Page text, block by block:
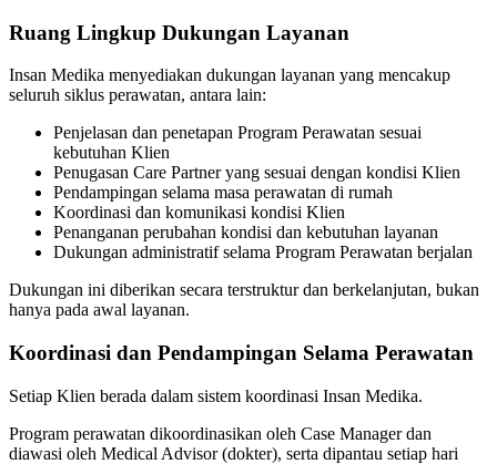
Ruang Lingkup Dukungan Layanan
Insan Medika menyediakan dukungan layanan yang mencakup
seluruh siklus perawatan, antara lain:
Penjelasan dan penetapan Program Perawatan sesuai
kebutuhan Klien
Penugasan Care Partner yang sesuai dengan kondisi Klien
Pendampingan selama masa perawatan di rumah
Koordinasi dan komunikasi kondisi Klien
Penanganan perubahan kondisi dan kebutuhan layanan
Dukungan administratif selama Program Perawatan berjalan
Dukungan ini diberikan secara terstruktur dan berkelanjutan, bukan
hanya pada awal layanan.
Koordinasi dan Pendampingan Selama Perawatan
Setiap Klien berada dalam sistem koordinasi Insan Medika.
Program perawatan dikoordinasikan oleh Case Manager dan
diawasi oleh Medical Advisor (dokter), serta dipantau setiap hari